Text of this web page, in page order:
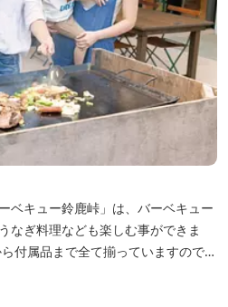
ベキュー鈴鹿峠」は、バーベキュー
なぎ料理なども楽しむ事ができま
り掘がありますので、釣ったその
も完備していま